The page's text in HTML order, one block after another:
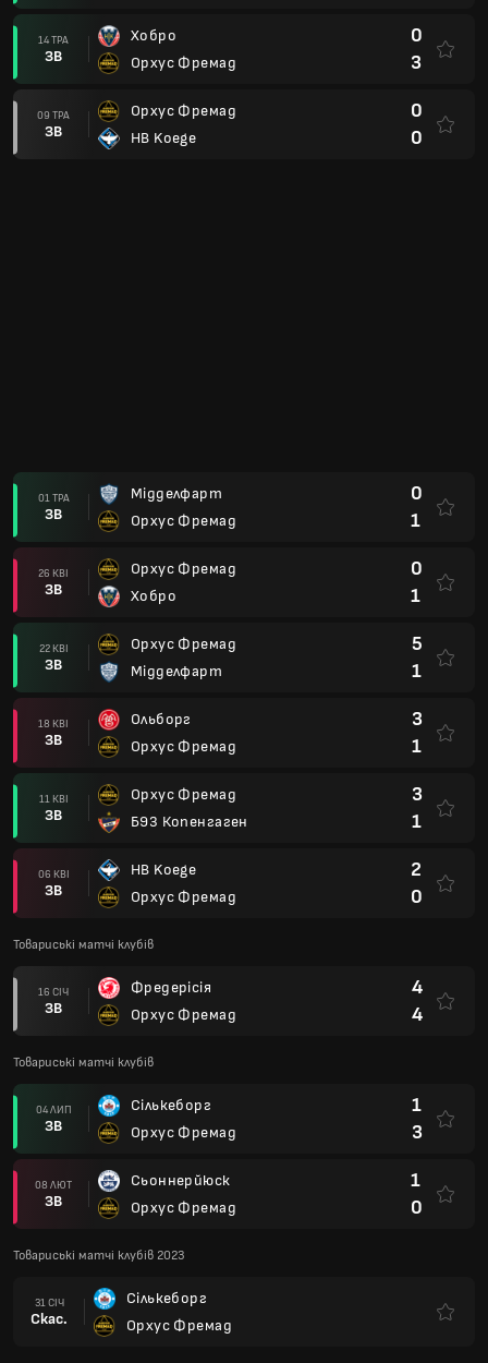
14 ТРА
ЗВ
Хобро
Орхус Фремад
0
3
09 ТРА
ЗВ
Орхус Фремад
HB Koege
0
0
01 ТРА
ЗВ
Мідделфарт
Орхус Фремад
0
1
26 КВІ
ЗВ
Орхус Фремад
Хобро
0
1
22 КВІ
ЗВ
Орхус Фремад
Мідделфарт
5
1
18 КВІ
ЗВ
Ольборг
Орхус Фремад
3
1
11 КВІ
ЗВ
Орхус Фремад
Б93 Копенгаген
3
1
06 КВІ
ЗВ
HB Koege
Орхус Фремад
2
0
Товариські матчі клубів
16 СІЧ
ЗВ
Фредерісія
Орхус Фремад
4
4
Товариські матчі клубів
04 ЛИП
ЗВ
Сількеборг
Орхус Фремад
1
3
08 ЛЮТ
ЗВ
Сьоннерйюск
Орхус Фремад
1
0
Товариські матчі клубів 2023
31 СІЧ
Скас.
Сількеборг
Орхус Фремад